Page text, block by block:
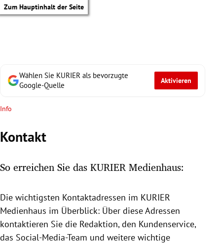
Zum Hauptinhalt der Seite
Untermenü
Wählen Sie KURIER als bevorzugte
Google-Quelle
Aktivieren
Info
Kontakt
So erreichen Sie das KURIER Medienhaus:
Die wichtigsten Kontaktadressen im KURIER
Medienhaus im Überblick: Über diese Adressen
kontaktieren Sie die Redaktion, den Kundenservice,
das Social-Media-Team und weitere wichtige